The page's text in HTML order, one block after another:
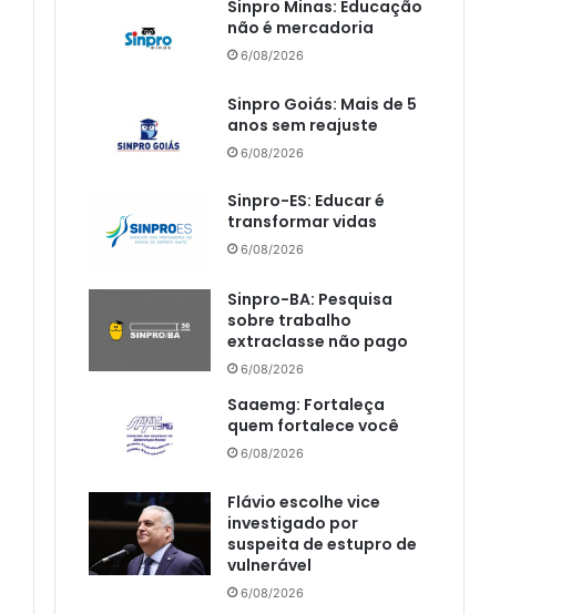
Sinpro Minas: Educação
não é mercadoria
6/08/2026
Sinpro Goiás: Mais de 5
anos sem reajuste
6/08/2026
Sinpro-ES: Educar é
transformar vidas
6/08/2026
Sinpro-BA: Pesquisa
sobre trabalho
extraclasse não pago
6/08/2026
Saaemg: Fortaleça
quem fortalece você
6/08/2026
Flávio escolhe vice
investigado por
suspeita de estupro de
vulnerável
6/08/2026